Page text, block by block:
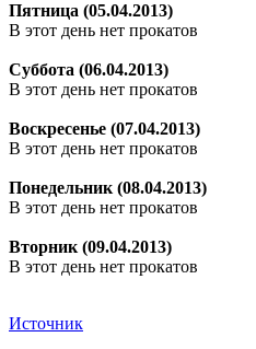
Пятница (05.04.2013)
В этот день нет прокатов
Суббота (06.04.2013)
В этот день нет прокатов
Воскресенье (07.04.2013)
В этот день нет прокатов
Понедельник (08.04.2013)
В этот день нет прокатов
Вторник (09.04.2013)
В этот день нет прокатов
Источник